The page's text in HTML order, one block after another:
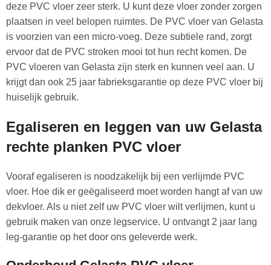
deze PVC vloer zeer sterk. U kunt deze vloer zonder zorgen
plaatsen in veel belopen ruimtes. De PVC vloer van Gelasta
is voorzien van een micro-voeg. Deze subtiele rand, zorgt
ervoor dat de PVC stroken mooi tot hun recht komen. De
PVC vloeren van Gelasta zijn sterk en kunnen veel aan. U
krijgt dan ook 25 jaar fabrieksgarantie op deze PVC vloer bij
huiselijk gebruik.
Egaliseren en leggen van uw Gelasta
rechte planken PVC vloer
Vooraf egaliseren is noodzakelijk bij een verlijmde PVC
vloer. Hoe dik er geëgaliseerd moet worden hangt af van uw
dekvloer. Als u niet zelf uw PVC vloer wilt verlijmen, kunt u
gebruik maken van onze legservice. U ontvangt 2 jaar lang
leg-garantie op het door ons geleverde werk.